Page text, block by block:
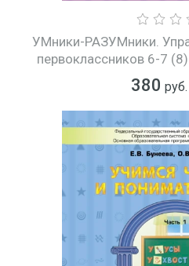
УМники-РАЗУМники.
первоклассников 6-7
380 руб.